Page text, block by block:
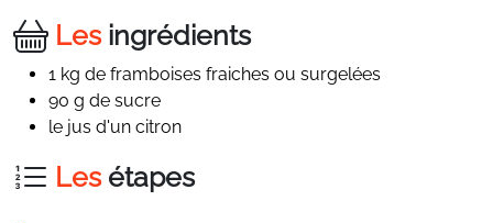
Lesingrédients
1 kg de framboises fraiches ou surgelées
90 g de sucre
le jus d'un citron
Lesétapes